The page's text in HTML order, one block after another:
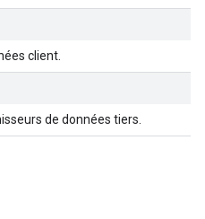
client.
de données tiers.